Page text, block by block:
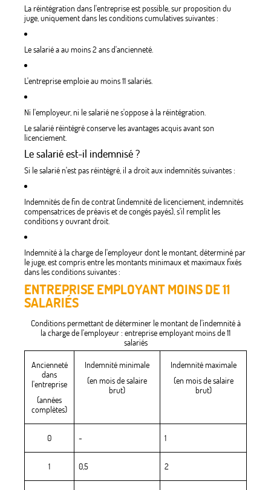
La réintégration dans l'entreprise est possible, sur proposition du
juge, uniquement dans les conditions cumulatives suivantes :
Le salarié a au moins 2 ans d'ancienneté.
L'entreprise emploie au moins 11 salariés.
Ni l'employeur, ni le salarié ne s'oppose à la réintégration.
Le salarié réintégré conserve les avantages acquis avant son
licenciement.
Le salarié est-il indemnisé ?
Si le salarié n'est pas réintégré, il a droit aux indemnités suivantes :
Indemnités de fin de contrat (indemnité de licenciement, indemnités
compensatrices de préavis et de congés payés), s'il remplit les
conditions y ouvrant droit.
Indemnité à la charge de l'employeur dont le montant, déterminé par
le juge, est compris entre les montants minimaux et maximaux fixés
dans les conditions suivantes :
ENTREPRISE EMPLOYANT MOINS DE 11
SALARIÉS
Conditions permettant de déterminer le montant de l'indemnité à
la charge de l'employeur : entreprise employant moins de 11
salariés
Ancienneté
dans
l'entreprise
(années
complètes)
Indemnité minimale
(en mois de salaire
brut)
Indemnité maximale
(en mois de salaire
brut)
0 - 1
1 0,5 2